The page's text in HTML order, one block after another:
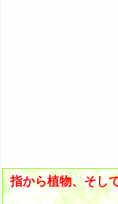
指から植物、そし